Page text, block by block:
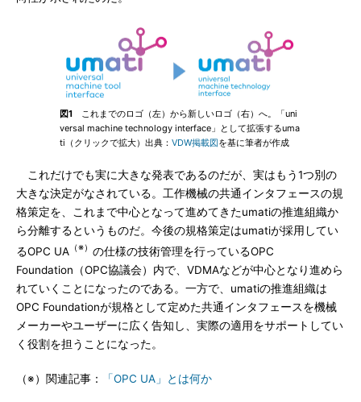
図1 これまでのロゴ（左）から新しいロゴ（右）へ。「uni
versal machine technology interface」として拡張するuma
ti（クリックで拡大）出典： VDW掲載図を基に筆者が作成
これだけでも実に大きな発表であるのだが、実はもう1つ別の
大きな決定がなされている。工作機械の共通インタフェースの規
格策定を、これまで中心となって進めてきたumatiの推進組織か
ら分離するというものだ。今後の規格策定はumatiが採用してい
るOPC UA （※） の仕様の技術管理を行っているOPC
Foundation（OPC協議会）内で、VDMAなどが中心となり進めら
れていくことになったのである。一方で、umatiの推進組織は
OPC Foundationが規格として定めた共通インタフェースを機械
メーカーやユーザーに広く告知し、実際の適用をサポートしてい
く役割を担うことになった。
（※）関連記事： 「OPC UA」とは何か